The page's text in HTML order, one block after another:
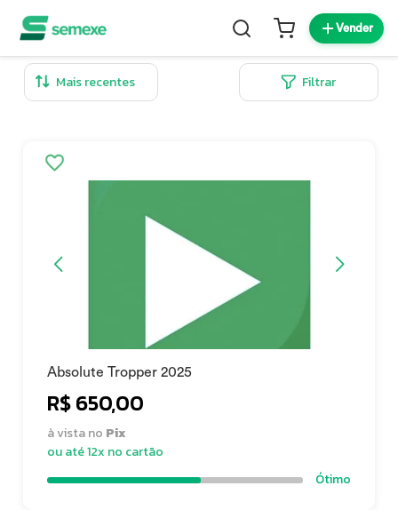
Vender
Filtrar
Absolute Tropper 2025
R$ 650,00
à vista no Pix
ou até 12x no cartão
Ótimo